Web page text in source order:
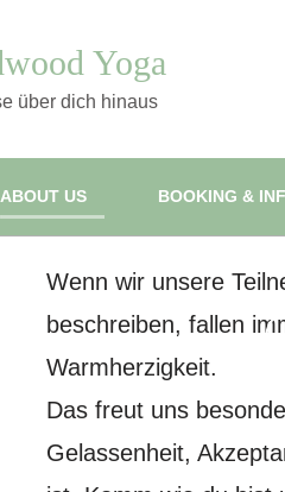
Yoga
über dich hinaus
ABOUT US BOOKING &
Hier kann
Wenn wir unsere
beschreiben, fallen
Warmherzigkeit.
Das freut uns
Gelassenheit,